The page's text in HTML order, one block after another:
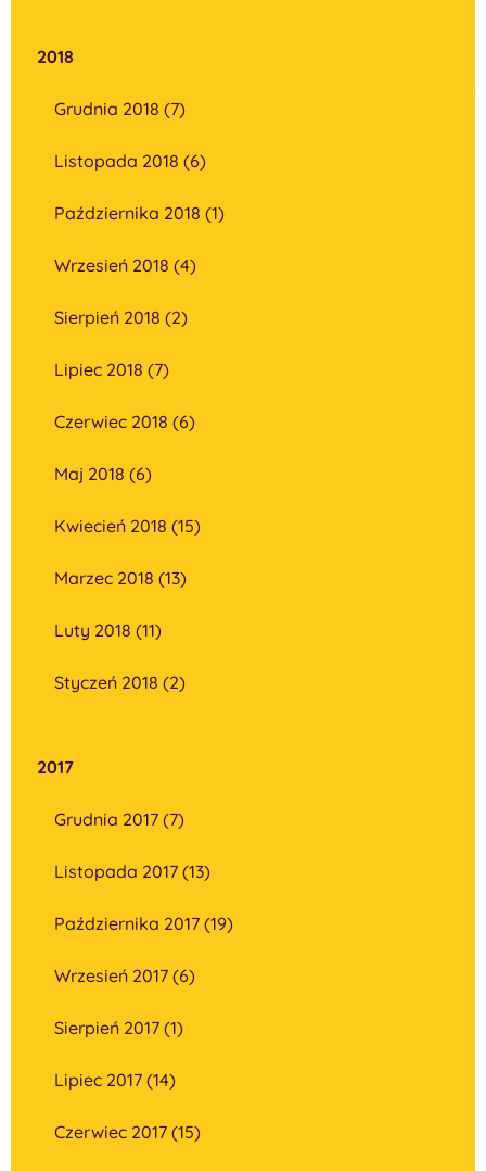
2018
Grudnia 2018 (7)
Listopada 2018 (6)
Października 2018 (1)
Wrzesień 2018 (4)
Sierpień 2018 (2)
Lipiec 2018 (7)
Czerwiec 2018 (6)
Maj 2018 (6)
Kwiecień 2018 (15)
Marzec 2018 (13)
Luty 2018 (11)
Styczeń 2018 (2)
2017
Grudnia 2017 (7)
Listopada 2017 (13)
Października 2017 (19)
Wrzesień 2017 (6)
Sierpień 2017 (1)
Lipiec 2017 (14)
Czerwiec 2017 (15)